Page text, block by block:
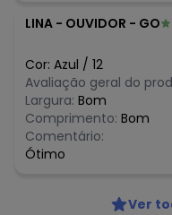
LINA - OUVIDOR - GO
Cor: Azul / 12
Avaliação geral do
Largura: Bom
Comprimento: Bom
Comentário:
Ótimo
Ver